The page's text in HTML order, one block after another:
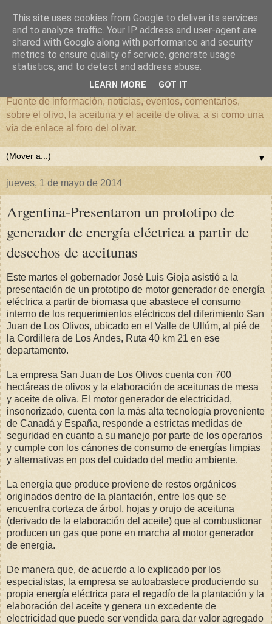
El mundo del Olivar
Fuente de información, noticias, eventos, comentarios,
sobre el olivo, la aceituna y el aceite de oliva, a si como una
vía de enlace al foro del olivar.
▼
jueves, 1 de mayo de 2014
Argentina-Presentaron un prototipo de
generador de energía eléctrica a partir de
desechos de aceitunas
Este martes el gobernador José Luis Gioja asistió a la
presentación de un prototipo de motor generador de energía
eléctrica a partir de biomasa que abastece el consumo
interno de los requerimientos eléctricos del diferimiento San
Juan de Los Olivos, ubicado en el Valle de Ullúm, al pié de
la Cordillera de Los Andes, Ruta 40 km 21 en ese
departamento.
La empresa San Juan de Los Olivos cuenta con 700
hectáreas de olivos y la elaboración de aceitunas de mesa
y aceite de oliva. El motor generador de electricidad,
insonorizado, cuenta con la más alta tecnología proveniente
de Canadá y España, responde a estrictas medidas de
seguridad en cuanto a su manejo por parte de los operarios
y cumple con los cánones de consumo de energías limpias
y alternativas en pos del cuidado del medio ambiente.
La energía que produce proviene de restos orgánicos
originados dentro de la plantación, entre los que se
encuentra corteza de árbol, hojas y orujo de aceituna
(derivado de la elaboración del aceite) que al combustionar
producen un gas que pone en marcha al motor generador
de energía.
De manera que, de acuerdo a lo explicado por los
especialistas, la empresa se autoabastece produciendo su
propia energía eléctrica para el regadío de la plantación y la
elaboración del aceite y genera un excedente de
electricidad que puede ser vendida para dar valor agregado
This site uses cookies from Google to deliver its services
and to analyze traffic. Your IP address and user-agent are
shared with Google along with performance and security
metrics to ensure quality of service, generate usage
statistics, and to detect and address abuse.
LEARN MORE GOT IT